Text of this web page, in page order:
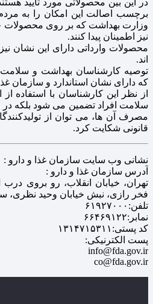
در این بین محصولاتی مورد تایید
برچسب اصالت این امکان را به
وزارت بهداشت که بر روی
نیز اطمینان پیدا کنند.
محصولات وارداتی دارای این نشان
اند.
توصیه کارشناسان بهداشت و
که دارای نشان استاندارد و سازمان
از نظر این کارشناسان با استفاده از
سلامت افراد تضمین می شود بلکه
مصرف آن ها، می توان از
قانونی شکایت کرد.
نشانی وب سایت سازمان غذا و دارو
آدرس سازمان غذا و دارو :
تهران، خیابان انقلاب، رو بروی درب
فخر رازی، نبش خیابان وحید نظری،
تلفن:۶۱۹۲۷۰۰۰
نمابر:۶۶۴۶۹۱۲۲
کد پستی:۱۳۱۴۷۱۵۳۱۱
پست الکترنیکی:
info@fda.gov.ir
co@fda.gov.ir